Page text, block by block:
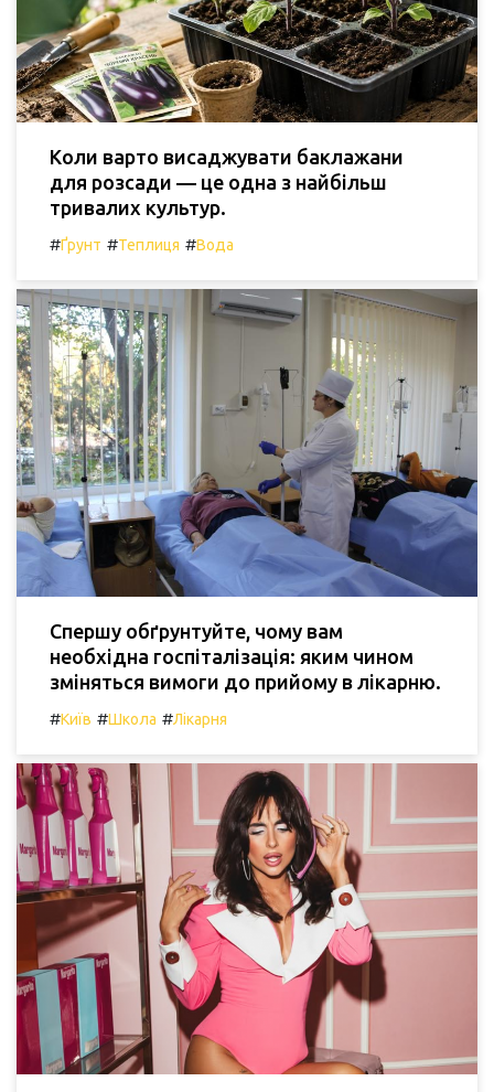
Коли варто висаджувати баклажани
для розсади — це одна з найбільш
тривалих культур.
#Ґрунт #Теплиця #Вода
Спершу обґрунтуйте, чому вам
необхідна госпіталізація: яким чином
зміняться вимоги до прийому в лікарню.
#Київ #Школа #Лікарня